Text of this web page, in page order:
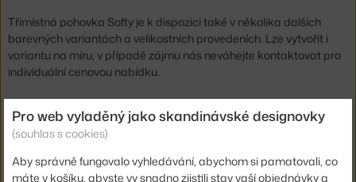
Třímístná pohovka Softy je k dispozici také v několika dalších
barevných variantách a velikostních provedeních. Lze vytvořit i
variantu na míru, v případě zájmu nás neváhejte kontaktovat pro
individuální cenovou nabídku.
Výška sedáku: 44 cm
Hloubka:
103,5 cm
Pro web vyladěný jako skandinávské designovky
(souhlas s cookies)
Aby správně fungovalo vyhledávání, abychom si pamatovali, co
máte v košíku, abyste vy snadno zjistili stav vaší objednávky a